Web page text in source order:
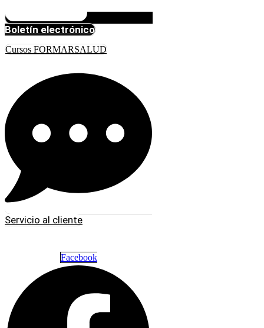
Boletín electrónico
Cursos FORMARSALUD
Servicio al cliente
Facebook